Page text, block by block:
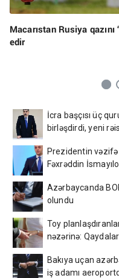
Macarıstan Rusiya
edir
İcra başçısı üç
birləşdirdi, yeni
Prezidentin
Fəxrəddin
Azərbaycanda
olundu
Toy
nəzərinə:
Bakıya uçan
iş adamı